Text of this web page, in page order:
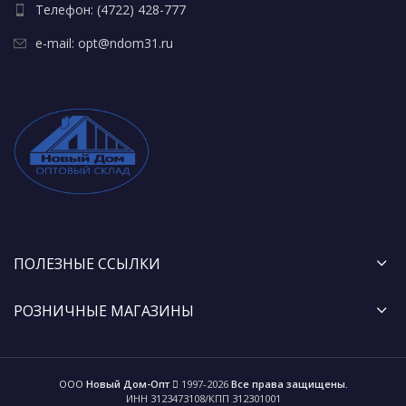
Телефон: (4722) 428-777
e-mail: opt@ndom31.ru
ПОЛЕЗНЫЕ ССЫЛКИ
РОЗНИЧНЫЕ МАГАЗИНЫ
ООО Новый Дом-Опт 1997-2026 Все права защищены.
ИНН 3123473108/КПП 312301001